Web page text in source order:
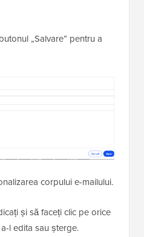
„Salvare” pentru a
corpului e-mailului.
și să faceți clic pe orice
l edita sau șterge.